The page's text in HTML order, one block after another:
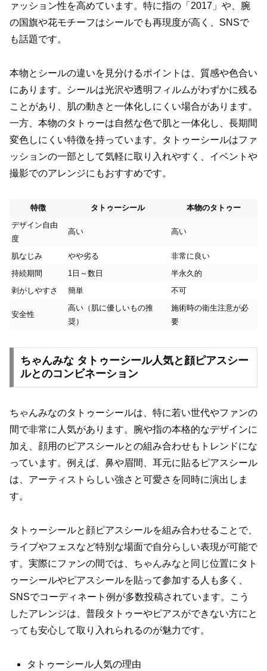
ァッション性を高めています。特に指の「2017」や、腕
の国旗や花モチーフはシールでも再現度が高く、SNSで
も話題です。
本物とシールの違いを見分けるポイントは、質感や色合い
にあります。シールは光沢や透明フィルムがわずかに残る
ことがあり、肌の動きと一体化しにくい場合があります。
一方、本物のタトゥーは自然な色で肌と一体化し、長期間
変色しにくい特徴を持っています。タトゥーシールはファ
ッションの一部として気軽に取り入れやすく、イベントや
撮影でのアレンジにもおすすめです。
特徴 タトゥーシール
本物のタトゥー
デザイン自由
度
高い 高い
肌なじみ やや劣る
非常に良い
持続期間
1日～数日
半永久的
剥がしやすさ
簡単 不可
安全性
高い（肌に優しいもの推
奨）
施術時の衛生注意が必
要
ちゃんみな タトゥーシール人気と顔ピアスシー
ルとのコンビネーション
ちゃんみなのタトゥーシールは、特に若い世代やファンの
間で非常に人気があります。腕や指の本格的なデザインに
加え、顔用のピアスシールとの組み合わせもトレンドにな
っています。例えば、鼻や眉間、耳元に貼るピアスシール
は、アーティストらしい強さと可愛さを同時に演出しま
す。
タトゥーシールと顔ピアスシールを組み合わせることで、
ライブやフェスなど特別な場面で自分らしい表現が可能で
す。実際にファンの間では、ちゃんみなと同じ位置にタト
ゥーシールやピアスシールを貼って参加する人も多く、
SNSでコーディネート例が多数投稿されています。こう
したアレンジは、普段タトゥーやピアスができない方にと
っても安心して取り入れられるのが魅力です。
タトゥーシール人気の理由